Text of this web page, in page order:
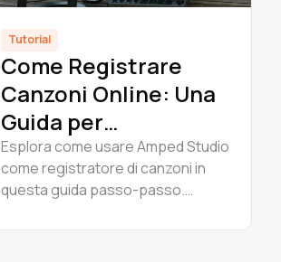
Tutorial
Come Registrare
Canzoni Online: Una
Guida per
Principianti
Esplora come usare Amped Studio
come registratore di canzoni in
questa guida passo-passo.